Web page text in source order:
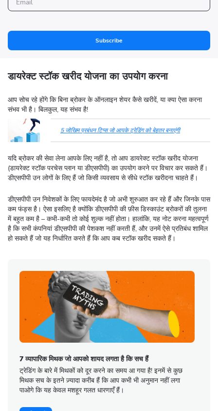
Subscribe
डायरेक्ट स्टॉक खरीद योजना का उपयोग करना
आप सोच रहे होंगे कि बिना ब्रोकर के ऑनलाइन शेयर कैसे खरीदें, या क्या ऐसा करना
संभव भी है। बिलकुल, यह संभव है!
5 जोखिम प्रबंधन टिप्स जो आपके ट्रेडिंग को बेहतर बनाएंगी
यदि ब्रोकर की सेवा लेना आपके लिए नहीं है, तो आप डायरेक्ट स्टॉक खरीद योजना
(डायरेक्ट स्टॉक परचेस प्लान या डीएसपीपी) का उपयोग करने पर विचार कर सकते हैं।
डीएसपीपी उन लोगों के लिए हैं जो किसी व्यवसाय से सीधे स्टॉक खरीदना चाहते हैं।
डीएसपीपी उन निवेशकों के लिए फायदेमंद है जो अभी शुरुआत कर रहे हैं और जिनके पास
कम फंड्स है। ऐसा इसलिए है क्योंकि डीएसपीपी की फ़ीस डिस्काउंट ब्रोकरों की तुलना
में बहुत कम है – कभी-कभी तो कोई शुल्क नहीं होता। हालांकि, यह नोट करना महत्वपूर्ण
है कि सभी कंपनियां डीएसपीपी की पेशकश नहीं करती हैं, और उनमें ऐसे प्रतिबंध शामिल
हो सकते हैं जो यह निर्धारित करते हैं कि आप कब स्टॉक खरीद सकते हैं।
7 व्यापारिक मिथक जो आपको शायद लगता है कि सच हैं
ट्रेडिंग के बारे में मिथकों को दूर करने का समय आ गया है! इनमें से कुछ
मिथक सच के इतने ज़्यादा करीब हैं कि आप कभी भी अनुमान नहीं लगा
पाओगे कि यह केवल मशहूर गलत धारणाएँ हैं।